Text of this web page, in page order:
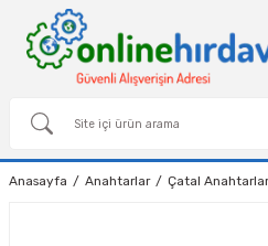
Anasayfa Anahtarlar Çatal Anahtarlar